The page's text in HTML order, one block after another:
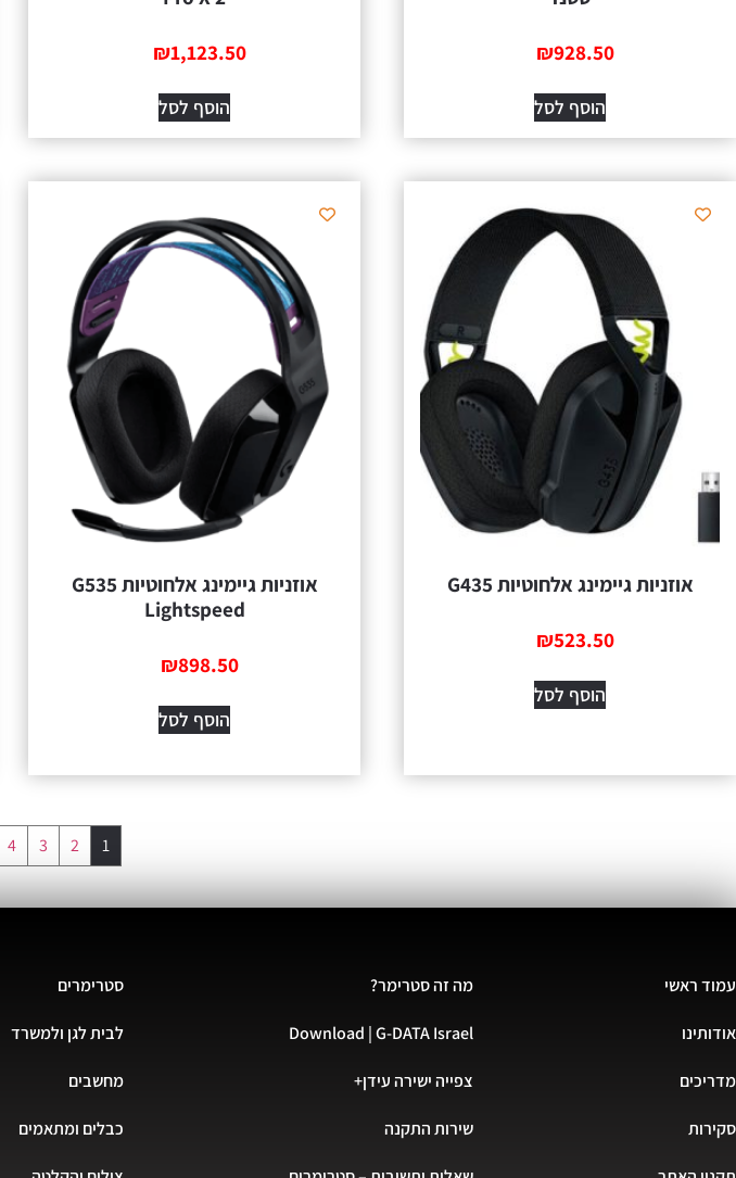
₪928.50
הוסף לסל
₪1,123.50
הוסף לסל
אוזניות גיימינג אלחוטיות G435
₪523.50
הוסף לסל
אוזניות גיימינג אלחוטיות G535
Lightspeed
₪898.50
הוסף לסל
1
2
3
4
עמוד ראשי
אודותינו
מדריכים
סקירות
מה זה סטרימר?
Download | G-DATA Israel
צפייה ישירה עידן+
שירות התקנה
סטרימרים
לבית לגן ולמשרד
מחשבים
כבלים ומתאמים